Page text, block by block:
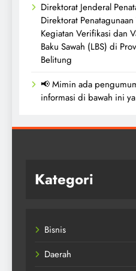
Direktorat Jenderal
Direktorat Penatagunaan
Kegiatan Verifikasi dan
Baku Sawah (LBS) di
Belitung
📢 Mimin ada
informasi di bawah ini ya
Kategori
Bisnis
Daerah